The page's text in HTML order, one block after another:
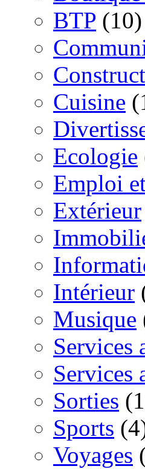
BTP (10)
Cuisine
Ecologie
Emploi
Extérieur
Intérieur
Musique
Services
Services
Sorties
Sports
Voyages